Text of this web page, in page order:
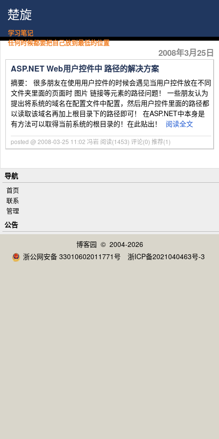
楚旋
学习笔记
任何时候都要把自己放到最低的位置
2008年3月25日
ASP.NET Web用户控件中 路径的解决方案
摘要： 很多朋友在使用用户控件的时候会遇见当用户控件放在不同
文件夹里面的页面时 图片 链接等元素的路径问题！ 一些朋友认为
提出将系统的域名在配置文件中配置，然后用户控件里面的路径都
以读取该域名再加上根目录下的路径即可！ 在ASP.NET中本身是
有方法可以取得当前系统的根目录的！在此贴出！
阅读全文
posted @ 2008-03-25 11:02 冯岩 阅读(1453) 评论(0) 推荐(1)
导航
首页
联系
管理
公告
博客园 © 2004-2026
浙公网安备 33010602011771号
浙ICP备2021040463号-3